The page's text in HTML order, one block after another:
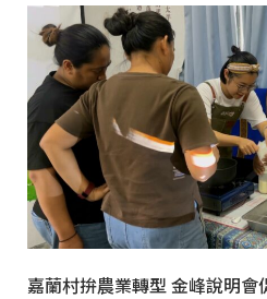
嘉蘭村拚農業轉型 金峰說明會